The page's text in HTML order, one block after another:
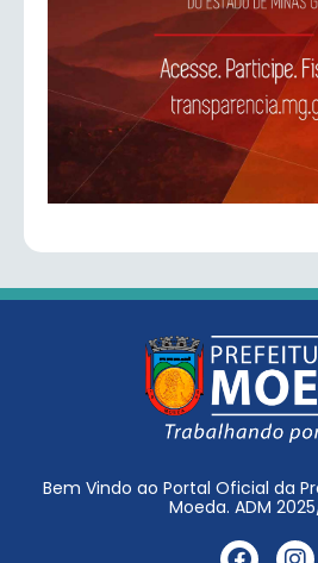
Bem Vindo ao Portal Oficial da
Moeda. ADM